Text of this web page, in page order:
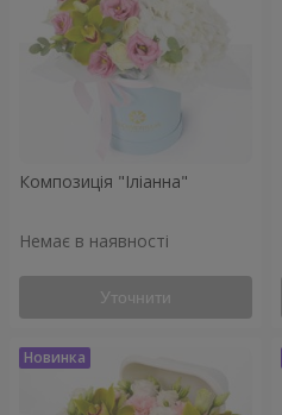
Композиція "Іліанна"
Немає в наявності
Уточнити